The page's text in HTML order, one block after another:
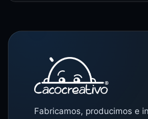
Fabricamos, producimos e